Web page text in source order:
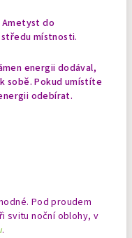
do
místnosti.
energii dodával,
sobě. Pokud umístíte
odebírat.
Pod proudem
svitu noční oblohy, v
.